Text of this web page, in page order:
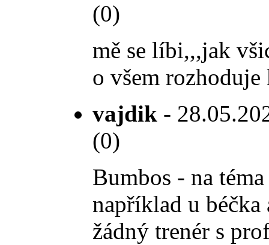
(0)
mě se líbi,,,jak
o všem
vajdik -
(0)
Bumbos - na
například u béčka
žádný trenér s